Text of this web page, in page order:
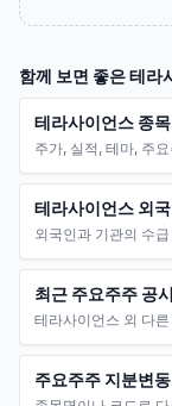
함께 보면 좋은테라
테라사이언스 종
주가, 실적, 테마, 주
테라사이언스 외
외국인과 기관의 수
최근 주요주주 공시
테라사이언스 외 다
주요주주 지분변